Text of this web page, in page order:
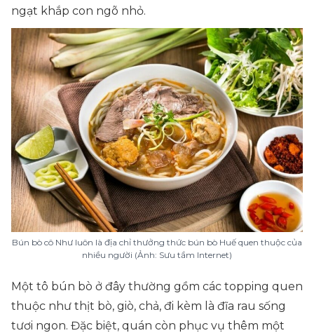
ngạt khắp con ngõ nhỏ.
Bún bò cô Như luôn là địa chỉ thưởng thức bún bò Huế quen thuộc của
nhiều người (Ảnh: Sưu tầm Internet)
Một tô bún bò ở đây thường gồm các topping quen
thuộc như thịt bò, giò, chả, đi kèm là đĩa rau sống
tươi ngon. Đặc biệt, quán còn phục vụ thêm một